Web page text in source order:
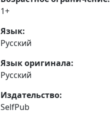
1+
Язык:
Русский
Язык оригинала:
Русский
Издательство:
SelfPub